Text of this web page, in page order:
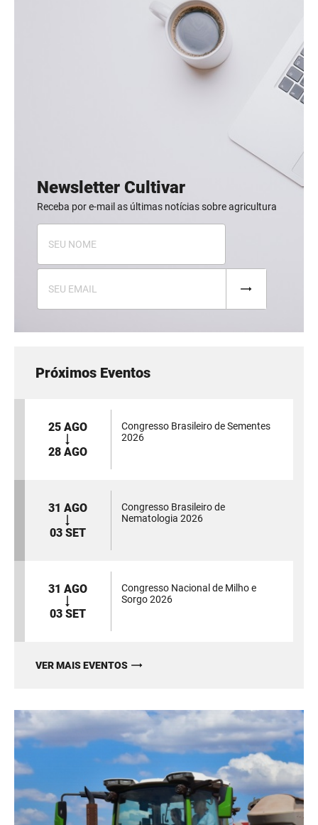
Newsletter Cultivar
Receba por e-mail as últimas notícias sobre agricultura
Próximos Eventos
25 AGO
28 AGO
Congresso Brasileiro de Sementes
2026
31 AGO
03 SET
Congresso Brasileiro de
Nematologia 2026
31 AGO
03 SET
Congresso Nacional de Milho e
Sorgo 2026
VER MAIS EVENTOS